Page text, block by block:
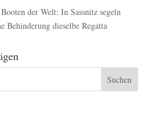
der Welt: In Sassnitz segeln
Behinderung dieselbe Regatta